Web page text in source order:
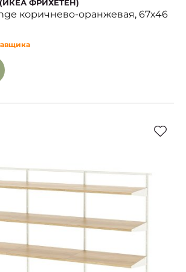
(ИКЕА ФРИХЕТЕН)
коричнево-оранжевая, 67х46